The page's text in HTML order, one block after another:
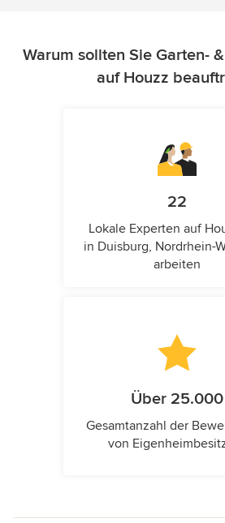
Warum sollten Sie Garten-
auf Houzz
22
Lokale Experten auf
in Duisburg, Nordrhein-
arbeiten
Über 25.000
Gesamtanzahl der
von